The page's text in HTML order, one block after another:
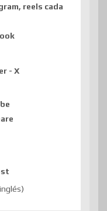
reels cada
- X